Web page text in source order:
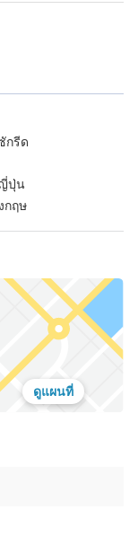
กรีด
ปุ่น
กฤษ
ดูแผนที่